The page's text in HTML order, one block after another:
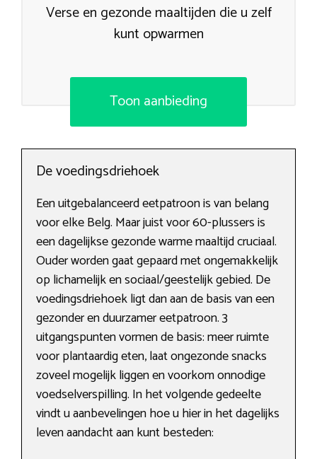
Verse en gezonde maaltijden die u zelf
kunt opwarmen
Toon aanbieding
De voedingsdriehoek
Een uitgebalanceerd eetpatroon is van belang
voor elke Belg. Maar juist voor 60-plussers is
een dagelijkse gezonde warme maaltijd cruciaal.
Ouder worden gaat gepaard met ongemakkelijk
op lichamelijk en sociaal/geestelijk gebied. De
voedingsdriehoek ligt dan aan de basis van een
gezonder en duurzamer eetpatroon. 3
uitgangspunten vormen de basis: meer ruimte
voor plantaardig eten, laat ongezonde snacks
zoveel mogelijk liggen en voorkom onnodige
voedselverspilling. In het volgende gedeelte
vindt u aanbevelingen hoe u hier in het dagelijks
leven aandacht aan kunt besteden: